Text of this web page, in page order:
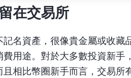
在交易所
記名資產，很像貴金屬或收
費用途。對於大多數投資新
相比幣圈新手而言，交易所